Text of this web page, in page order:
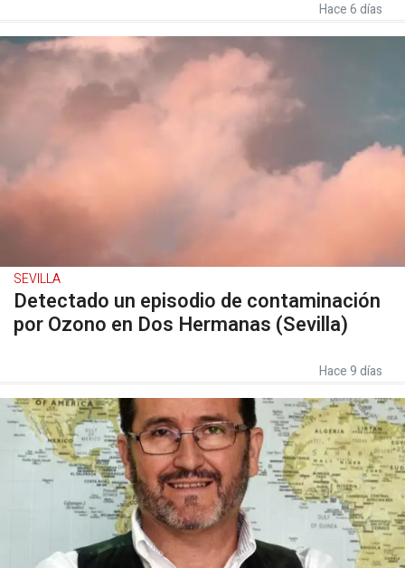
Hace 6 días
SEVILLA
Detectado un episodio de contaminación
por Ozono en Dos Hermanas (Sevilla)
Hace 9 días